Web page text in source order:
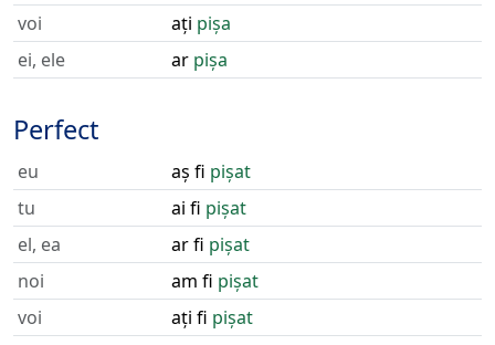
voi
ați pișa
ei, ele
ar pișa
Perfect
eu aș fi pișat
tu
ai fi pișat
el, ea
ar fi pișat
noi
am fi pișat
voi
ați fi pișat